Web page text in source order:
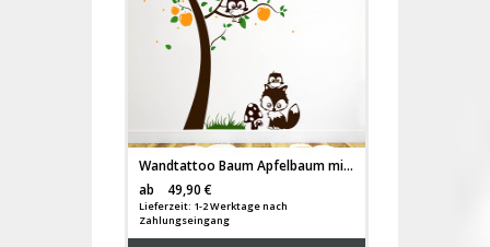
Wandtattoo Baum Apfelbaum mit Eulchen Fuchs Punkte Blätter und Äpfeln dreifarbig M1196
ab
49,90 €
Lieferzeit: 1-2 Werktage nach
Zahlungseingang